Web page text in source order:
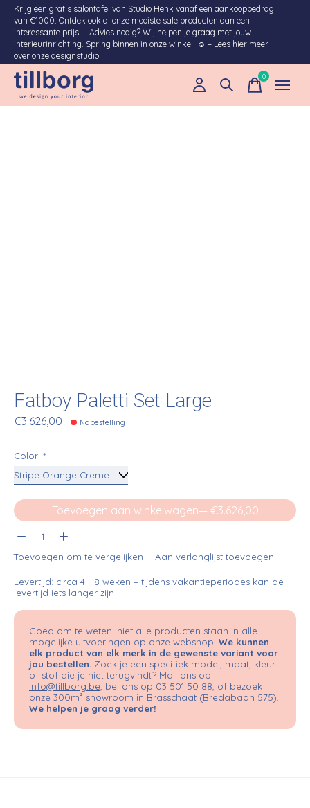
Krijg een gratis salontafel van Studio Henk vanaf een aankoopbedrag
van €1000. Ontdek ook al onze mooiste sale producten aan een
interessante prijs. – Advies nodig? Wij helpen je graag met jouw
interieurinrichting. Spring binnen in onze winkel. ☺ – Lees hier meer
over onze designstudio.
0items
Fatboy Paletti Set Large
€3.626,00 Nabestelling
Color: *
Toevoegen aan winkelwagen
— €3.626,00
Aantal:
Toevoegen om te vergelijken Aan verlanglijst toevoegen
Levertijd: circa 4 - 8 weken – tijdens vakantieperiodes kan de
levertijd iets langer zijn
Goed om te weten: niet alle producten staan in alle
mogelijke uitvoeringen op onze webshop. We kunnen
elk product van elk merk in de gewenste variant voor
jou bestellen. Zoek je een specifiek model, maat, kleur
of stof die je niet terugvindt? Mail ons op
info@tillborg.be , bel ons op 03 501 50 88, of bezoek
onze 300m² showroom in Brasschaat (Bredabaan 575).
We helpen je graag verder!